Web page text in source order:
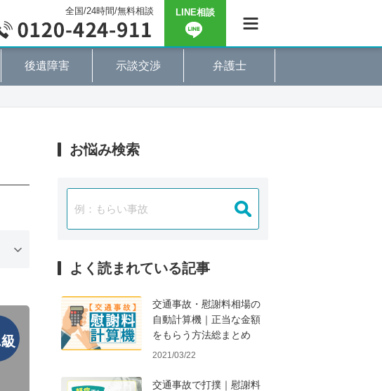
全国/24時間/無料相談 LINE相談
後遺障害 示談交渉 弁護士
級
お悩み検索
よく読まれている記事
交通事故・慰謝料相場の
自動計算機｜正当な金額
をもらう方法総まとめ
2021/03/22
交通事故で打撲｜慰謝料